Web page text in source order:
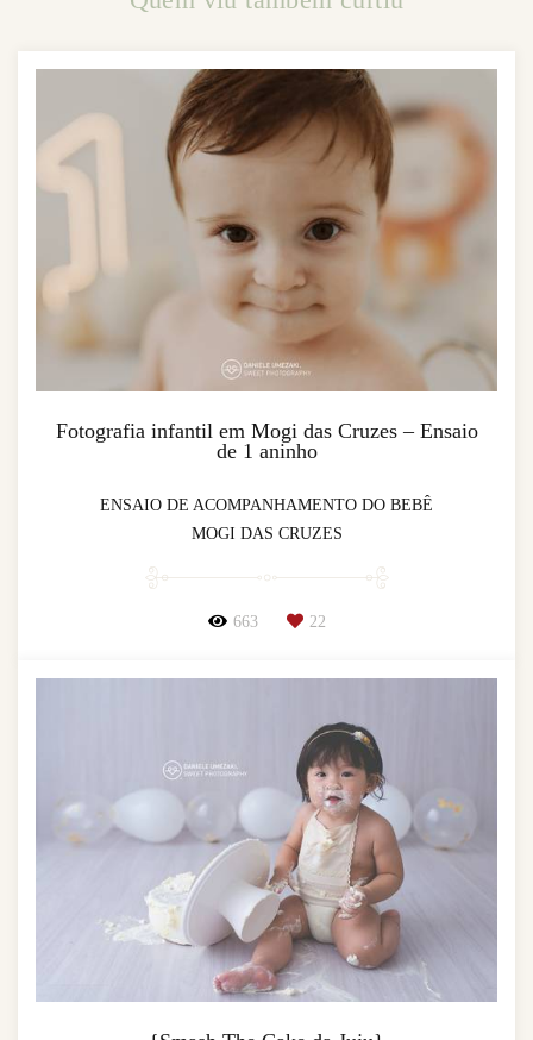
Fotografia infantil em Mogi das Cruzes – Ensaio
de 1 aninho
ENSAIO DE ACOMPANHAMENTO DO BEBÊ
MOGI DAS CRUZES
663 22